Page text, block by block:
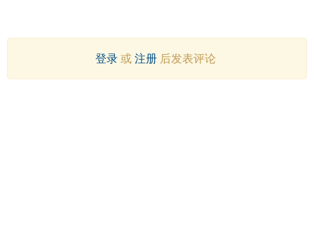
登录或 注册后发表评论